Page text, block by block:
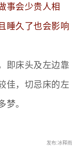
事会少贵人相
睡久了也会影响
即床头及左边靠
佳，切忌床的左
。
发布:冰释雨